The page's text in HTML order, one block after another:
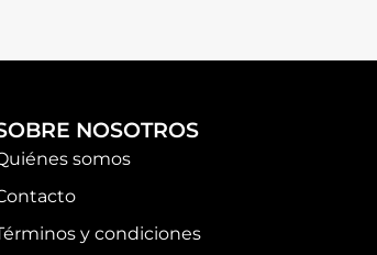
NOSOTROS
somos
y condiciones